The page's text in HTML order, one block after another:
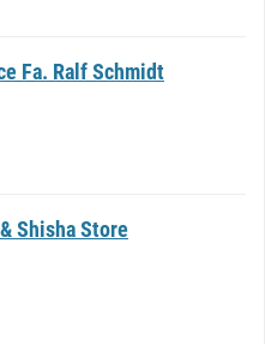
Fa. Ralf Schmidt
Shisha Store